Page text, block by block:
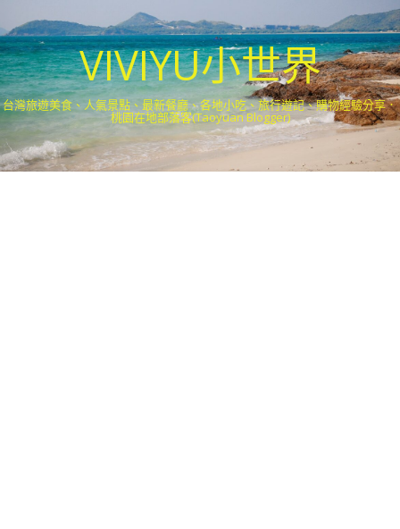
VIVIYU小世界
台灣旅遊美食、人氣景點、最新餐廳、各地小吃、旅行遊記、購物經驗分享．
桃園在地部落客(Taoyuan Blogger)